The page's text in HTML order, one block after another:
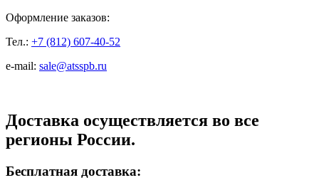
Оформление заказов:
Тел.: +7 (812) 607-40-52
e-mail: sale@atsspb.ru
Доставка осуществляется во все
регионы России.
Бесплатная доставка: